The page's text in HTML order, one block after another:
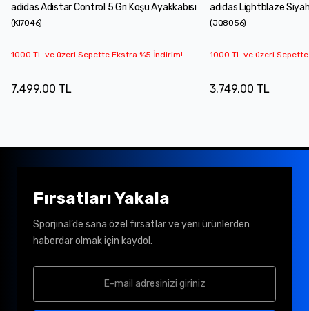
adidas Adistar Control 5 Gri Koşu Ayakkabısı
(KI7046)
1000 TL ve üzeri Sepette Ekstra %5 İndirim!
7.499,00 TL
adidas Lightblaze
(JQ8056)
1000 TL ve üzeri
3.749,00 TL
Fırsatları Yakala
Sporjinal’de sana özel fırsatlar ve yeni ürünlerden
haberdar olmak için kaydol.